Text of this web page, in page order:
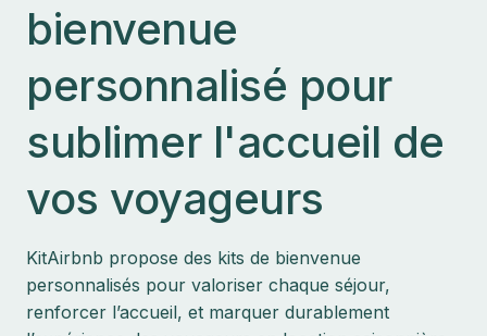
bienvenue
personnalisé pour
sublimer l'accueil de
vos voyageurs
KitAirbnb propose des kits de bienvenue
personnalisés pour valoriser chaque séjour,
renforcer l’accueil, et marquer durablement